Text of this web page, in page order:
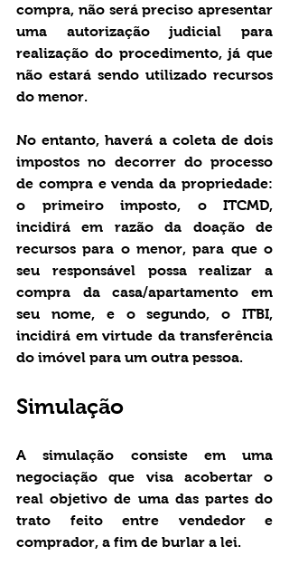
compra, não será preciso apresentar
uma autorização judicial para
realização do procedimento, já que
não estará sendo utilizado recursos
do menor.
No entanto, haverá a coleta de dois
impostos no decorrer do processo
de compra e venda da propriedade:
o primeiro imposto, o ITCMD,
incidirá em razão da doação de
recursos para o menor, para que o
seu responsável possa realizar a
compra da casa/apartamento em
seu nome, e o segundo, o ITBI,
incidirá em virtude da transferência
do imóvel para um outra pessoa.
Simulação
A simulação consiste em uma
negociação que visa acobertar o
real objetivo de uma das partes do
trato feito entre vendedor e
comprador, a fim de burlar a lei.